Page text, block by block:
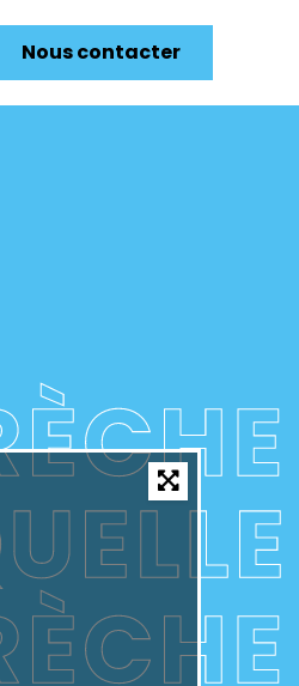
Nous contacter